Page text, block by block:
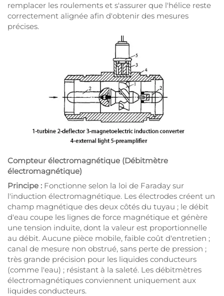
remplacer les roulements et s'assurer que l'hélice reste
correctement alignée afin d'obtenir des mesures
précises.
Compteur électromagnétique (Débitmètre
électromagnétique)
Principe : Fonctionne selon la loi de Faraday sur
l'induction électromagnétique. Les électrodes créent un
champ magnétique des deux côtés du tuyau ; le débit
d'eau coupe les lignes de force magnétique et génère
une tension induite, dont la valeur est proportionnelle
au débit. Aucune pièce mobile, faible coût d'entretien ;
canal de mesure non obstrué, sans perte de pression ;
très grande précision pour les liquides conducteurs
(comme l'eau) ; résistant à la saleté. Les débitmètres
électromagnétiques conviennent uniquement aux
liquides conducteurs.